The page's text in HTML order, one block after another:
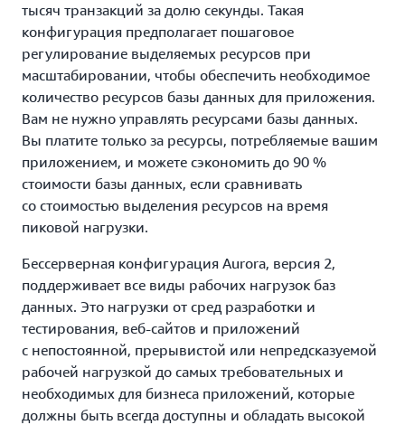
тысяч транзакций за долю секунды. Такая
конфигурация предполагает пошаговое
регулирование выделяемых ресурсов при
масштабировании, чтобы обеспечить необходимое
количество ресурсов базы данных для приложения.
Вам не нужно управлять ресурсами базы данных.
Вы платите только за ресурсы, потребляемые вашим
приложением, и можете сэкономить до 90 %
стоимости базы данных, если сравнивать
со стоимостью выделения ресурсов на время
пиковой нагрузки.
Бессерверная конфигурация Aurora, версия 2,
поддерживает все виды рабочих нагрузок баз
данных. Это нагрузки от сред разработки и
тестирования, веб-сайтов и приложений
с непостоянной, прерывистой или непредсказуемой
рабочей нагрузкой до самых требовательных и
необходимых для бизнеса приложений, которые
должны быть всегда доступны и обладать высокой